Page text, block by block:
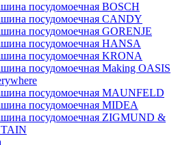
посудомоечная BOSCH
посудомоечная CANDY
посудомоечная GORENJE
посудомоечная HANSA
посудомоечная KRONA
посудомоечная Making OASIS
посудомоечная MAUNFELD
посудомоечная MIDEA
посудомоечная ZIGMUND &